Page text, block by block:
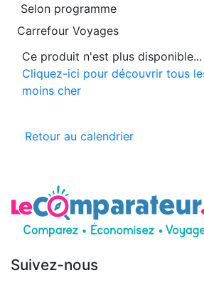
Selon programme
Carrefour Voyages
Ce produit n'est plus disponible...
Cliquez-ici pour découvrir tous
moins cher
Retour au calendrier
Suivez-nous